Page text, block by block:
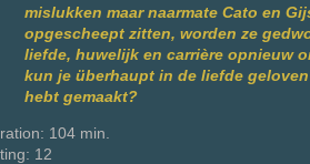
mislukken maar naarmate Cato en
opgescheept zitten, worden ze
liefde, huwelijk en carrière opnieuw
kun je überhaupt in de liefde
hebt gemaakt?
104 min.
12